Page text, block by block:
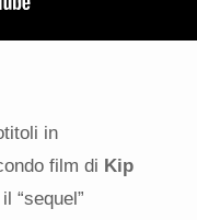
in
film di Kip
“sequel”